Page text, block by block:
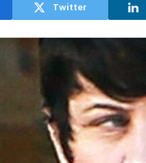
Twitter